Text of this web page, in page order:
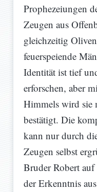
Prophezeiungen
Zeugen aus
gleichzeitig
feuerspeiende
Identität ist tief
erforschen, aber
Himmels wird sie
bestätigt. Die
kann nur durch
Zeugen selbst
Bruder Robert auf
der Erkenntnis